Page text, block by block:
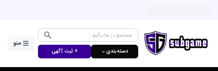
دسته‌بندی ⌵ + ثبت آگهی
منو